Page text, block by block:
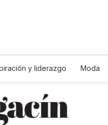
y liderazgo Moda